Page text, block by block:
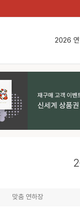
2026
맞춤 연하장